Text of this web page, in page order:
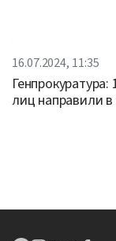
16.07.2024, 11:35
лиц направили в